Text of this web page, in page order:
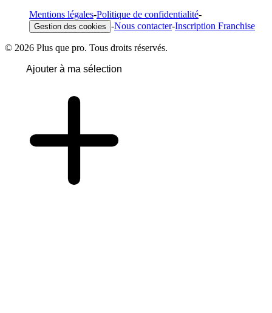
Mentions légales-Politique de confidentialité-
Gestion des cookies -Nous contacter-Inscription Franchise
© 2026 Plus que pro. Tous droits réservés.
Ajouter à ma sélection